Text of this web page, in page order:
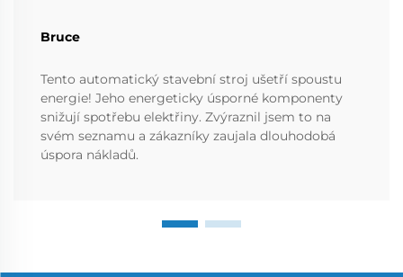
Bruce
Tento automatický stavební stroj ušetří spoustu
energie! Jeho energeticky úsporné komponenty
snižují spotřebu elektřiny. Zvýraznil jsem to na
svém seznamu a zákazníky zaujala dlouhodobá
úspora nákladů.